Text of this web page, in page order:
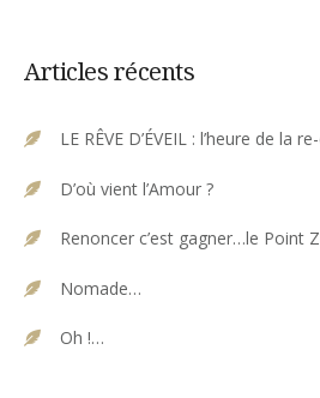
Articles récents
LE RÊVE D’ÉVEIL : l’heure de la
D’où vient l’Amour ?
Renoncer c’est gagner…le Point
Nomade…
Oh !…